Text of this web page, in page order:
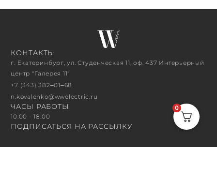
КОНТАКТЫ
г. Екатеринбург, ул. Студенческая 11, оф. 437 Интерьерный
центр "Галерея 11"
+7 (343) 382‒01‒68
n.kovalenko@wwelectric.ru
ЧАСЫ РАБОТЫ
10:00 - 18:00
ПОДПИСАТЬСЯ НА РАССЫЛКУ
0